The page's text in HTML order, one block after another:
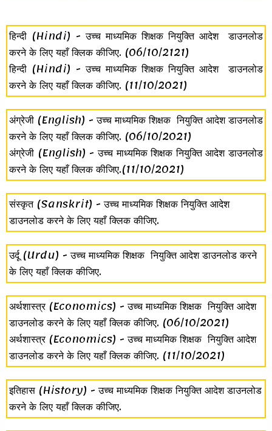
हिन्दी (Hindi) - उच्च माध्यमिक शिक्षक नियुक्ति आदेश डाउनलोड
करने के लिए यहाँ क्लिक कीजिए. (06/10/2121)
हिन्दी (Hindi) - उच्च माध्यमिक शिक्षक नियुक्ति आदेश डाउनलोड
करने के लिए यहाँ क्लिक कीजिए. (11/10/2021)
अंग्रेजी (English) - उच्च माध्यमिक शिक्षक नियुक्ति आदेश डाउनलोड
करने के लिए यहाँ क्लिक कीजिए. (06/10/2021)
अंग्रेजी (English) - उच्च माध्यमिक शिक्षक नियुक्ति आदेश डाउनलोड
करने के लिए यहाँ क्लिक कीजिए.(11/10/2021)
संस्कृत (Sanskrit) - उच्च माध्यमिक शिक्षक नियुक्ति आदेश
डाउनलोड करने के लिए यहाँ क्लिक कीजिए.
उर्दू (Urdu) - उच्च माध्यमिक शिक्षक नियुक्ति आदेश डाउनलोड करने
के लिए यहाँ क्लिक कीजिए.
अर्थशास्त्र (Economics) - उच्च माध्यमिक शिक्षक नियुक्ति आदेश
डाउनलोड करने के लिए यहाँ क्लिक कीजिए. (06/10/2021)
अर्थशास्त्र (Economics) - उच्च माध्यमिक शिक्षक नियुक्ति आदेश
डाउनलोड करने के लिए यहाँ क्लिक कीजिए. (11/10/2021)
इतिहास (History) - उच्च माध्यमिक शिक्षक नियुक्ति आदेश डाउनलोड
करने के लिए यहाँ क्लिक कीजिए.